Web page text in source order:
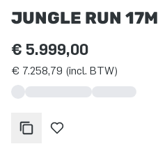
JUNGLE RUN 17M
€ 5.999,00
€ 7.258,79 (incl. BTW)